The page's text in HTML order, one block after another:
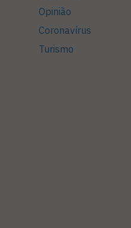
Opinião
Coronavírus
Turismo